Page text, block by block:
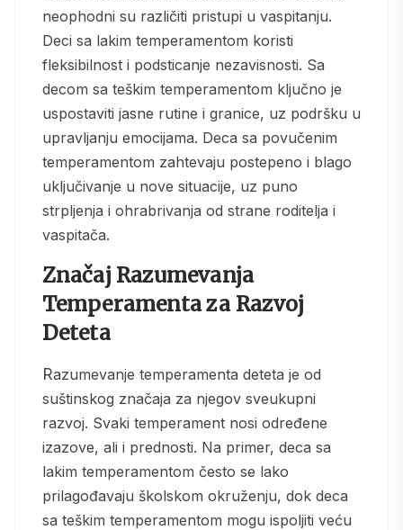
neophodni su različiti pristupi u vaspitanju.
Deci sa lakim temperamentom koristi
fleksibilnost i podsticanje nezavisnosti. Sa
decom sa teškim temperamentom ključno je
uspostaviti jasne rutine i granice, uz podršku u
upravljanju emocijama. Deca sa povučenim
temperamentom zahtevaju postepeno i blago
uključivanje u nove situacije, uz puno
strpljenja i ohrabrivanja od strane roditelja i
vaspitača.
Značaj Razumevanja
Temperamenta za Razvoj
Deteta
Razumevanje temperamenta deteta je od
suštinskog značaja za njegov sveukupni
razvoj. Svaki temperament nosi određene
izazove, ali i prednosti. Na primer, deca sa
lakim temperamentom često se lako
prilagođavaju školskom okruženju, dok deca
sa teškim temperamentom mogu ispoljiti veću